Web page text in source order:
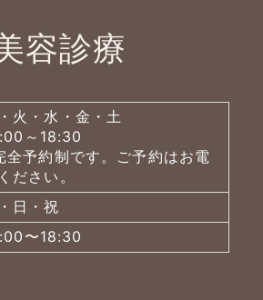
容診療
火・水・金・土
～18:30
全予約制です。ご予約はお電
ださい。
日・祝
〜18:30